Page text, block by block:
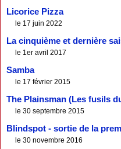
Licorice Pizza
le 17 juin 2022
La cinquième et dernière
le 1er avril 2017
Samba
le 17 février 2015
The Plainsman (Les fusils
le 30 septembre 2015
Blindspot - sortie de la
le 30 novembre 2016